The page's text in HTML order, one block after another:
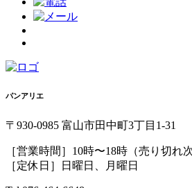
パンアリエ
〒930-0985 富山市田中町3丁目1-31
［営業時間］10時〜18時（売り切れ
［定休日］日曜日、月曜日